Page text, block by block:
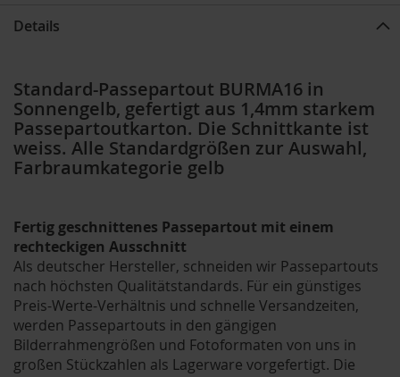
Details
Standard-Passepartout BURMA16 in
Sonnengelb, gefertigt aus 1,4mm starkem
Passepartoutkarton. Die Schnittkante ist
weiss. Alle Standardgrößen zur Auswahl,
Farbraumkategorie gelb
Fertig geschnittenes Passepartout mit einem
rechteckigen Ausschnitt
Als deutscher Hersteller, schneiden wir Passepartouts
nach höchsten Qualitätstandards. Für ein günstiges
Preis-Werte-Verhältnis und schnelle Versandzeiten,
werden Passepartouts in den gängigen
Bilderrahmengrößen und Fotoformaten von uns in
großen Stückzahlen als Lagerware vorgefertigt. Die